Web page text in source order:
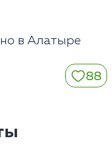
в Алатыре
88